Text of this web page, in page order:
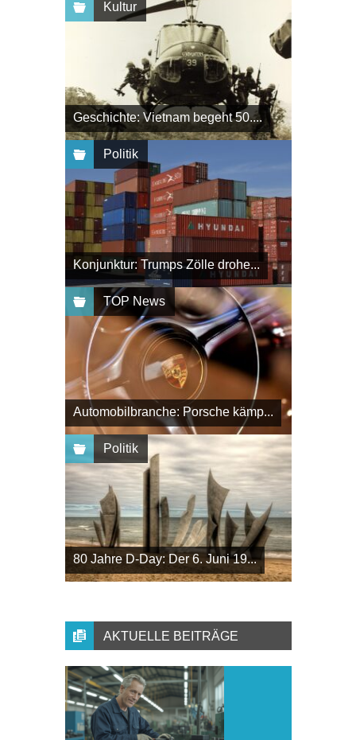
Kultur
Geschichte: Vietnam begeht 50....
Politik
Konjunktur: Trumps Zölle drohe...
TOP News
Automobilbranche: Porsche kämp...
Politik
80 Jahre D-Day: Der 6. Juni 19...
AKTUELLE BEITRÄGE